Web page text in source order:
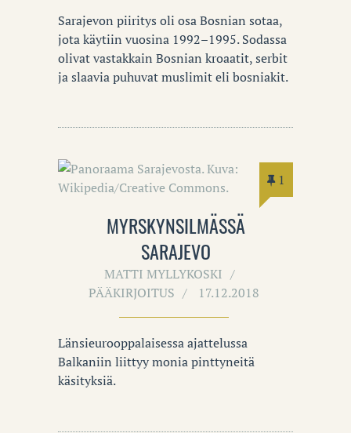
Sarajevon piiritys oli osa Bosnian sotaa,
jota käytiin vuosina 1992–1995. Sodassa
olivat vastakkain Bosnian kroaatit, serbit
ja slaavia puhuvat muslimit eli bosniakit.
1
MYRSKYNSILMÄSSÄ
SARAJEVO
MATTI MYLLYKOSKI
PÄÄKIRJOITUS
17.12.2018
Länsieurooppalaisessa ajattelussa
Balkaniin liittyy monia pinttyneitä
käsityksiä.